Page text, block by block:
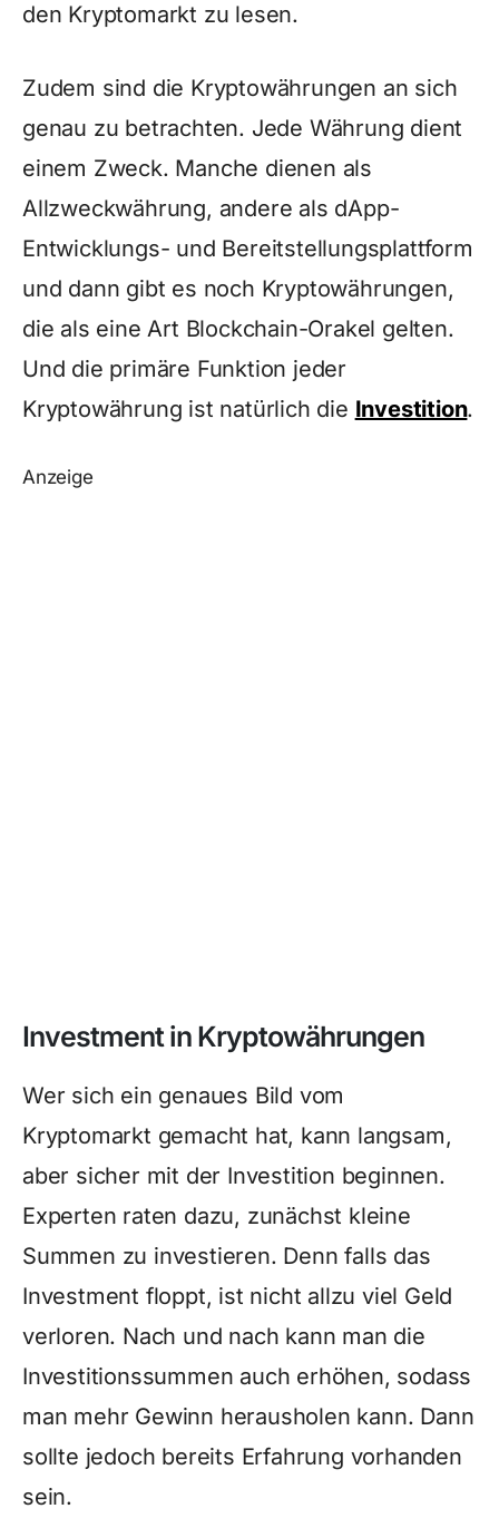
den Kryptomarkt zu lesen.
Zudem sind die Kryptowährungen an sich
genau zu betrachten. Jede Währung dient
einem Zweck. Manche dienen als
Allzweckwährung, andere als dApp-
Entwicklungs- und Bereitstellungsplattform
und dann gibt es noch Kryptowährungen,
die als eine Art Blockchain-Orakel gelten.
Und die primäre Funktion jeder
Kryptowährung ist natürlich die Investition.
Anzeige
Investment in Kryptowährungen
Wer sich ein genaues Bild vom
Kryptomarkt gemacht hat, kann langsam,
aber sicher mit der Investition beginnen.
Experten raten dazu, zunächst kleine
Summen zu investieren. Denn falls das
Investment floppt, ist nicht allzu viel Geld
verloren. Nach und nach kann man die
Investitionssummen auch erhöhen, sodass
man mehr Gewinn herausholen kann. Dann
sollte jedoch bereits Erfahrung vorhanden
sein.